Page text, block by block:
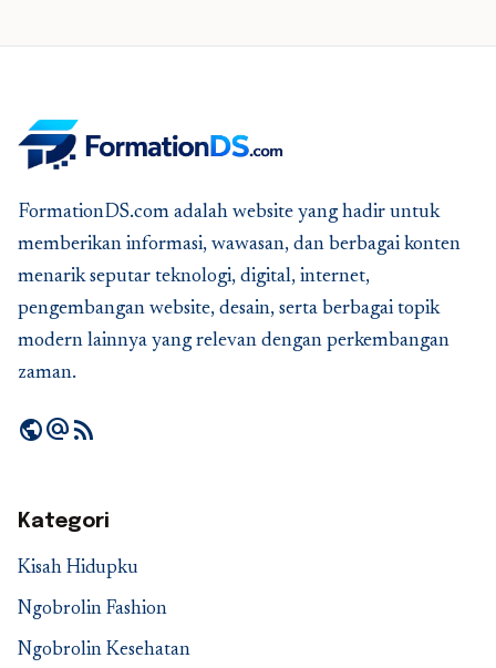
FormationDS.com adalah website yang hadir untuk
memberikan informasi, wawasan, dan berbagai konten
menarik seputar teknologi, digital, internet,
pengembangan website, desain, serta berbagai topik
modern lainnya yang relevan dengan perkembangan
zaman.
publicalternate_emailrss_feed
Kategori
Kisah Hidupku
Ngobrolin Fashion
Ngobrolin Kesehatan